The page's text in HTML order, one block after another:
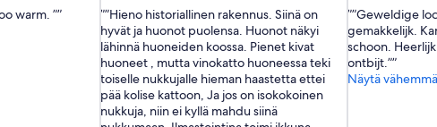
warm. ”
10,
Loistava,
(1 007
arvostelua)
”Hieno historiallinen rakennus. Siinä on
hyvät ja huonot puolensa. Huonot näkyi
lähinnä huoneiden koossa. Pienet kivat
huoneet , mutta vinokatto huoneessa teki
toiselle nukkujalle hieman haastetta ettei
pää kolise kattoon, Ja jos on isokokoinen
nukkuja, niin ei kyllä mahdu siinä
10,
Upea,
(715
arvostelua)
”Geweldige
gemakkelijk.
schoon.
ontbijt.”
Näytä